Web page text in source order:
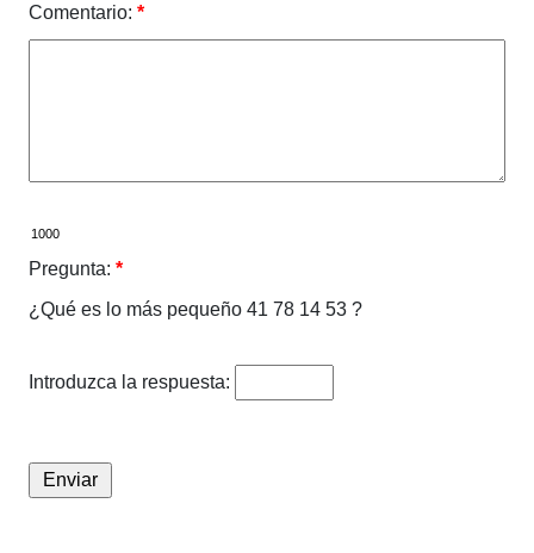
Comentario: *
Pregunta: *
¿Qué es lo más pequeño 41 78 14 53 ?
Introduzca la respuesta: